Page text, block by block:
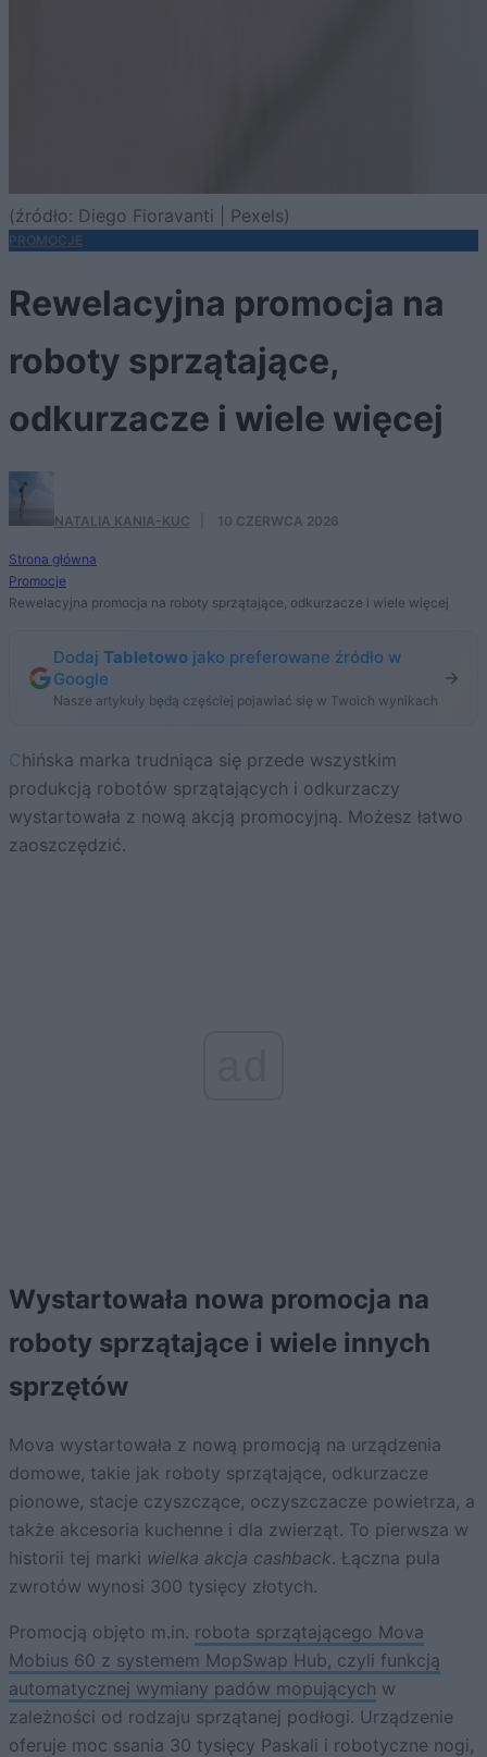
(źródło: Diego Fioravanti | Pexels)
PROMOCJE
Rewelacyjna promocja na
roboty sprzątające,
odkurzacze i wiele więcej
NATALIA KANIA-KUC 10 CZERWCA 2026
Strona główna
Promocje
Rewelacyjna promocja na roboty sprzątające, odkurzacze i wiele więcej
Dodaj Tabletowo jako preferowane źródło w
Google
Nasze artykuły będą częściej pojawiać się w Twoich wynikach
Chińska marka trudniąca się przede wszystkim
produkcją robotów sprzątających i odkurzaczy
wystartowała z nową akcją promocyjną. Możesz łatwo
zaoszczędzić.
Wystartowała nowa promocja na
roboty sprzątające i wiele innych
sprzętów
Mova wystartowała z nową promocją na urządzenia
domowe, takie jak roboty sprzątające, odkurzacze
pionowe, stacje czyszczące, oczyszczacze powietrza, a
także akcesoria kuchenne i dla zwierząt. To pierwsza w
historii tej marki wielka akcja cashback. Łączna pula
zwrotów wynosi 300 tysięcy złotych.
Promocją objęto m.in. robota sprzątającego Mova
Mobius 60 z systemem MopSwap Hub, czyli funkcją
automatycznej wymiany padów mopujących w
zależności od rodzaju sprzątanej podłogi. Urządzenie
oferuje moc ssania 30 tysięcy Paskali i robotyczne nogi,